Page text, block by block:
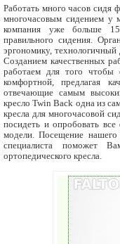
Работать много часов сидя
многочасовым сидением у
компания уже больше 15
правильного сидения.
эргономику, технологичный
Созданием качественных
работаем для того чтобы
комфортной, предлагая
отвечающие самым
кресло Twin Back одна из
кресла для многочасовой
посидеть и опробовать
модели. Посещение нашего
специалиста поможет
ортопедического кресла.